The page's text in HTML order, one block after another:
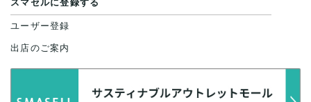
スマセルに登録する
ユーザー登録
出店のご案内